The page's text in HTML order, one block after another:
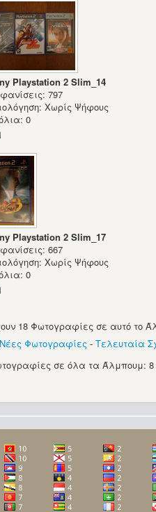
Playstation 2 Slim_14
797
Χωρίς Ψήφους
0
Playstation 2 Slim_17
667
Χωρίς Ψήφους
0
18 Φωτογραφίες σε αυτό το
Νέες Φωτογραφίες - Τελευταία
σε όλα τα Άλμπουμ: 8